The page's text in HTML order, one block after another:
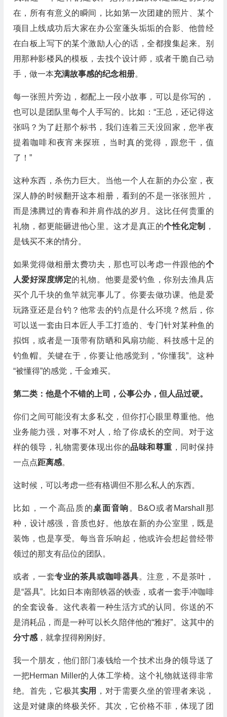
在，所有有意义的瞬间，比如第一次团建的照片、某个
项目上线成功后大家在办公室蓬头垢垢的合影、他曾经
在白板上写下的某个激励人心的话，全都搜集起来。别
用那种影楼风的模板，去找个设计师，或者干脆自己动
手，做一本充满故事感的纪念相册。
每一张照片旁边，都配上一段小故事，可以是你写的，
也可以是团队里每个人手写的。比如：“王总，还记得这
张吗？为了赶那个标书，我们连着三天没回家，您半夜
提着咖啡和夜宵来探班，当时真的觉得，跟您干，值
了！”
这种东西，杀伤力巨大。当他一个人在新的办公室，夜
深人静的时候翻开这本相册，看到的不是一张张照片，
而是沸腾过的青春和并肩作战的岁月。这比任何贵重的
礼物，都更能砸进他心里。这才是真正的个性化定制
，
是钱买不来的情分。
如果觉得做相册太费功夫，那也可以考虑一件跟他的个
人爱好深度绑定的礼物。他要是爱钓鱼，你别去渔具店
买个几千块的鱼竿就完事儿了。你要去做功课。他是爱
玩路亚还是台钓？他常去的钓点是什么环境？然后，你
可以送一套由日本匠人手工打造的、专门针对某种鱼的
拟饵，或者是一顶带有防晒和风扇功能、科技感十足的
钓鱼帽。关键在于，你要让他感觉到，“你懂我”。这种
“被懂得”的感觉，千金难买。
第二类：他是个不错的上司，公事公办，但人品过硬。
你们之间可能没有太多私交，但你打心眼里尊重他。他
业务能力强，对事不对人，给了你成长的空间。对于这
样的领导，礼物需要体现出你的品味和尊重 ，同时保持
一点点距离感。
这时候，可以考虑一些有格调但不那么私人的东西。
比如，一个高品质的桌面音响 。B&O或者Marshall那
种，设计感强，音质也好。他放在新的办公室里，既是
装饰，也是享受。每当音乐响起，他或许会想起曾经带
领过的那支有品位的团队。
或者，一套专业的茶具或咖啡器具。注意，不是茶叶，
是“器具”。比如日本南部铁器的铁壶，或者一套手冲咖啡
的全套设备。这代表着一种生活方式的认同。你送的不
是消耗品，而是一种可以长久陪伴他的“雅好”。这其中的
分寸感，就拿捏得刚刚好。
我一个朋友，他们部门凑钱给一个技术出身的领导送了
一把Herman Miller的人体工学椅。这个礼物就送得非常
绝。首先，它极其实用
，对于需要久坐的管理者来说，
这是对健康的终极关怀。其次，它价格不菲，体现了团